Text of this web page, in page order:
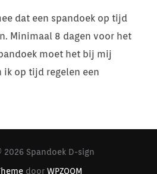
dat een spandoek op tijd
Minimaal 8 dagen voor het
moet het bij mij
ik op tijd regelen een
2026 Spandoek D-sign
door WPZOOM